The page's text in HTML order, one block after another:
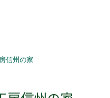
信州の家